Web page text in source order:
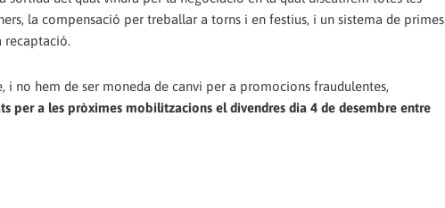
la compensació per treballar a torns i en festius, i un sistema de primes
recaptació.
no hem de ser moneda de canvi per a promocions fraudulentes,
per a les pròximes mobilitzacions el divendres dia 4 de desembre entre